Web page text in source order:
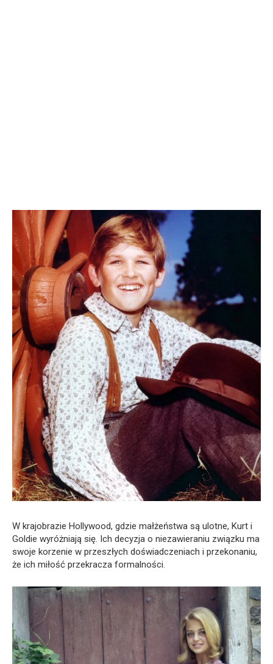
W krajobrazie Hollywood, gdzie małżeństwa są ulotne, Kurt i
Goldie wyróżniają się. Ich decyzja o niezawieraniu związku ma
swoje korzenie w przeszłych doświadczeniach i przekonaniu,
że ich miłość przekracza formalności.